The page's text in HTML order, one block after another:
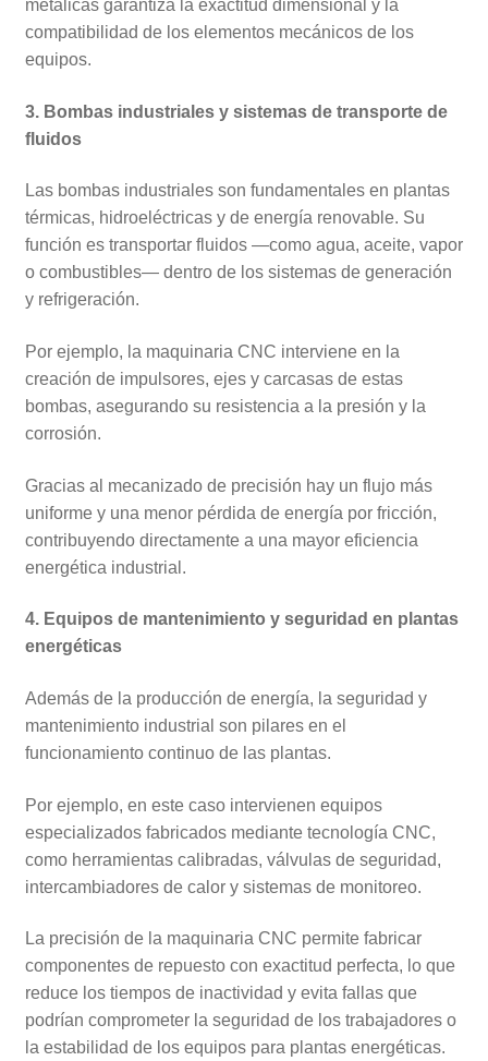
metálicas garantiza la exactitud dimensional y la
compatibilidad de los elementos mecánicos de los
equipos.
3. Bombas industriales y sistemas de transporte de
fluidos
Las bombas industriales son fundamentales en plantas
térmicas, hidroeléctricas y de energía renovable. Su
función es transportar fluidos —como agua, aceite, vapor
o combustibles— dentro de los sistemas de generación
y refrigeración.
Por ejemplo, la maquinaria CNC interviene en la
creación de impulsores, ejes y carcasas de estas
bombas, asegurando su resistencia a la presión y la
corrosión.
Gracias al mecanizado de precisión hay un flujo más
uniforme y una menor pérdida de energía por fricción,
contribuyendo directamente a una mayor eficiencia
energética industrial.
4. Equipos de mantenimiento y seguridad en plantas
energéticas
Además de la producción de energía, la seguridad y
mantenimiento industrial son pilares en el
funcionamiento continuo de las plantas.
Por ejemplo, en este caso intervienen equipos
especializados fabricados mediante tecnología CNC,
como herramientas calibradas, válvulas de seguridad,
intercambiadores de calor y sistemas de monitoreo.
La precisión de la maquinaria CNC permite fabricar
componentes de repuesto con exactitud perfecta, lo que
reduce los tiempos de inactividad y evita fallas que
podrían comprometer la seguridad de los trabajadores o
la estabilidad de los equipos para plantas energéticas.